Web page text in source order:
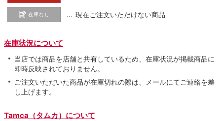
在庫なし … 現在ご注文いただけない商品
在庫状況について
当店では商品を店舗と共有しているため、在庫状況が掲載商品に
即時反映されておりません。
ご注文いただいた商品が在庫切れの際は、メールにてご連絡を差
し上げます。
Tamca（タムカ）について